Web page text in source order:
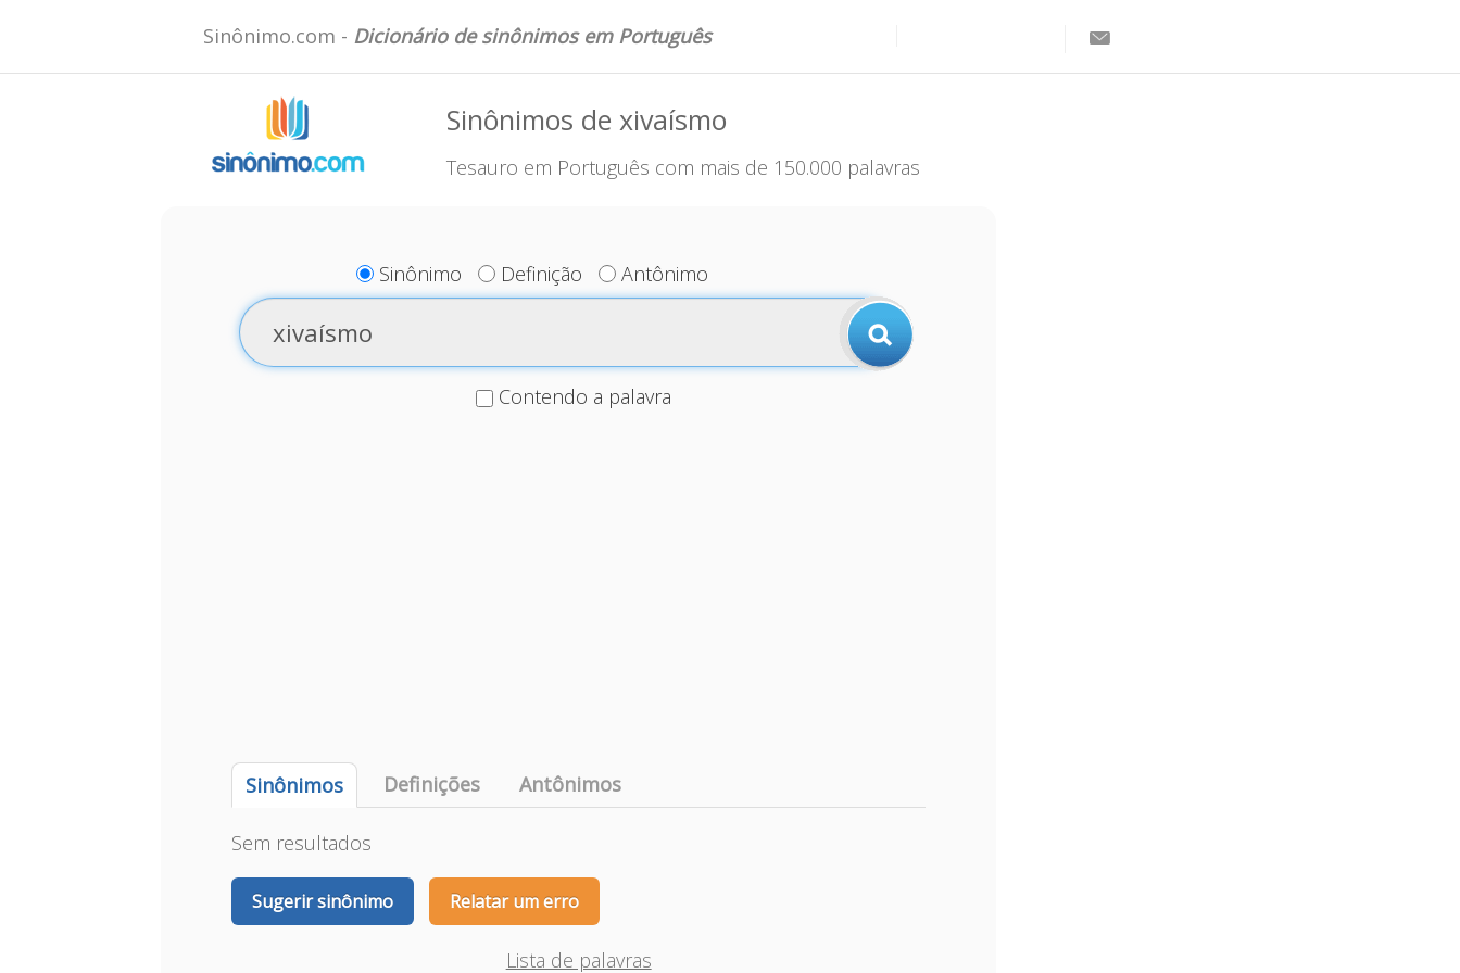
Sinônimo.com - Dicionário de sinônimos em Português
Sinônimos de xivaísmo
Tesauro em Português com mais de 150.000 palavras
Sinônimo Definição Antônimo
Contendo a palavra
Sinônimos Definições Antônimos
Sem resultados
Sugerir sinônimo Relatar um erro
Lista de palavras